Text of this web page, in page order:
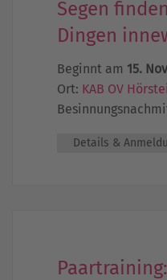
Segen
Dingen
Beginnt am 15.
Ort: KAB OV
Details &